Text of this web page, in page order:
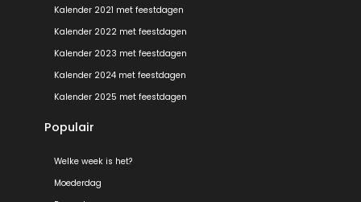
Kalender 2021 met feestdagen
Kalender 2022 met feestdagen
Kalender 2023 met feestdagen
Kalender 2024 met feestdagen
Kalender 2025 met feestdagen
Populair
Welke week is het?
Moederdag